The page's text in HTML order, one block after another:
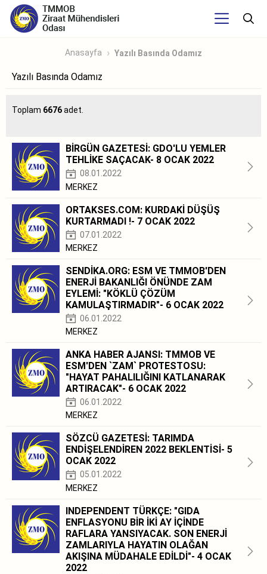
Anasayfa Yazılı Basında Odamız
Yazılı Basında Odamız
Toplam 6676adet.
BİRGÜN GAZETESİ: GDO'LU YEMLER
TEHLİKE SAÇACAK- 8 OCAK 2022
08.01.2022
MERKEZ
ORTAKSES.COM: KURDAKİ DÜŞÜŞ
KURTARMADI !- 7 OCAK 2022
07.01.2022
MERKEZ
SENDİKA.ORG: ESM VE TMMOB'DEN
ENERJİ BAKANLIĞI ÖNÜNDE ZAM
EYLEMİ: "KÖKLÜ ÇÖZÜM
KAMULAŞTIRMADIR"- 6 OCAK 2022
06.01.2022
MERKEZ
ANKA HABER AJANSI: TMMOB VE
ESM'DEN `ZAM` PROTESTOSU:
"HAYAT PAHALILIĞINI KATLANARAK
ARTIRACAK"- 6 OCAK 2022
06.01.2022
MERKEZ
SÖZCÜ GAZETESİ: TARIMDA
ENDİŞELENDİREN 2022 BEKLENTİSİ- 5
OCAK 2022
05.01.2022
MERKEZ
INDEPENDENT TÜRKÇE: "GIDA
ENFLASYONU BİR İKİ AY İÇİNDE
RAFLARA YANSIYACAK. SON ENERJİ
ZAMLARIYLA HAYATIN OLAĞAN
AKIŞINA MÜDAHALE EDİLDİ"- 4 OCAK
2022